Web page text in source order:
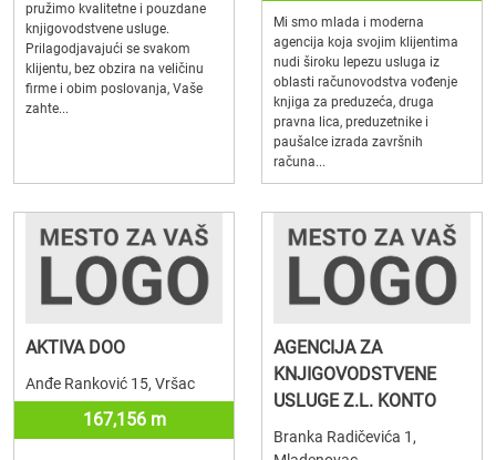
pružimo kvalitetne i pouzdane
knjigovodstvene usluge.
Prilagodjavajući se svakom
klijentu, bez obzira na veličinu
firme i obim poslovanja, Vaše
zahte...
Mi smo mlada i moderna
agencija koja svojim klijentima
nudi široku lepezu usluga iz
oblasti računovodstva vođenje
knjiga za preduzeća, druga
pravna lica, preduzetnike i
paušalce izrada završnih
računa...
AKTIVA DOO
Anđe Ranković 15, Vršac
167,156 m
AGENCIJA ZA
KNJIGOVODSTVENE
USLUGE Z.L. KONTO
Branka Radičevića 1,